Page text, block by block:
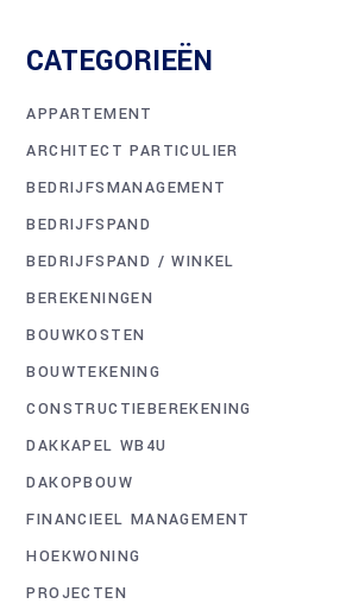
CATEGORIEËN
APPARTEMENT
ARCHITECT PARTICULIER
BEDRIJFSMANAGEMENT
BEDRIJFSPAND
BEDRIJFSPAND / WINKEL
BEREKENINGEN
BOUWKOSTEN
BOUWTEKENING
CONSTRUCTIEBEREKENING
DAKKAPEL WB4U
DAKOPBOUW
FINANCIEEL MANAGEMENT
HOEKWONING
PROJECTEN